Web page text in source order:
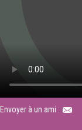
Envoyer à un ami :